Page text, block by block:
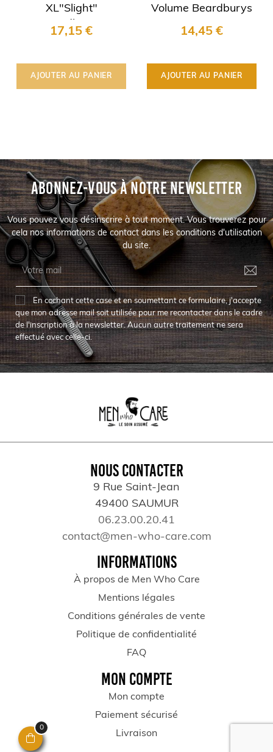
XL"Slight"
Beardburys
17,15 €
AJOUTER AU PANIER
Volume Beardburys
14,45 €
AJOUTER AU PANIER
ABONNEZ-VOUS À NOTRE NEWSLETTER
Vous pouvez vous désinscrire à tout moment. Vous trouverez pour
cela nos informations de contact dans les conditions d'utilisation
du site.
En cochant cette case et en soumettant ce formulaire, j'accepte
que mon adresse mail soit utilisée pour me recontacter dans le cadre
de l'inscription à la newsletter. Aucun autre traitement ne sera
effectué avec celle-ci.
NOUS CONTACTER
9 Rue Saint-Jean
49400 SAUMUR
06.23.00.20.41
contact@men-who-care.com
INFORMATIONS
À propos de Men Who Care
Mentions légales
Conditions générales de vente
Politique de confidentialité
FAQ
MON COMPTE
Mon compte
Paiement sécurisé
Livraison
0